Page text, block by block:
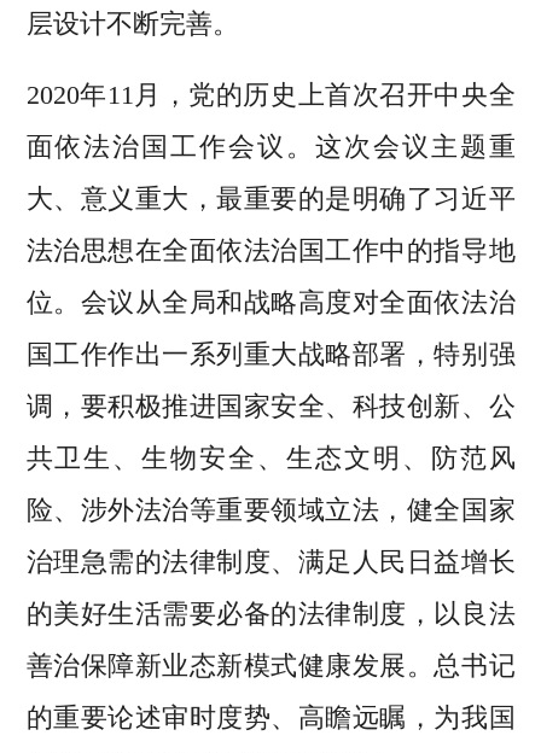
层设计不断完善。
2020年11月，党的历史上首次召开中央全
面依法治国工作会议。这次会议主题重
大、意义重大，最重要的是明确了习近平
法治思想在全面依法治国工作中的指导地
位。会议从全局和战略高度对全面依法治
国工作作出一系列重大战略部署，特别强
调，要积极推进国家安全、科技创新、公
共卫生、生物安全、生态文明、防范风
险、涉外法治等重要领域立法，健全国家
治理急需的法律制度、满足人民日益增长
的美好生活需要必备的法律制度，以良法
善治保障新业态新模式健康发展。总书记
的重要论述审时度势、高瞻远瞩，为我国